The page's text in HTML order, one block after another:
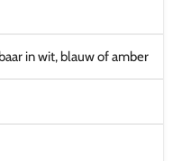
in wit, blauw of amber